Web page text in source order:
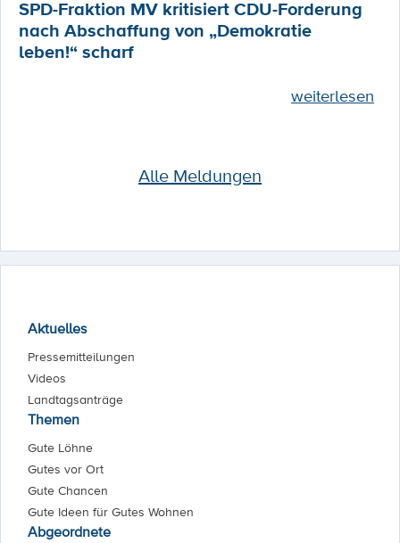
SPD-Fraktion MV kritisiert CDU-Forderung
nach Abschaffung von „Demokratie
leben!“ scharf
weiterlesen
Alle Meldungen
Aktuelles
Pressemitteilungen
Videos
Landtagsanträge
Themen
Gute Löhne
Gutes vor Ort
Gute Chancen
Gute Ideen für Gutes Wohnen
Abgeordnete